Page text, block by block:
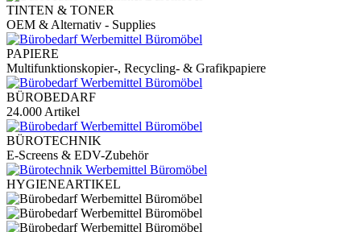
TINTEN & TONER
OEM & Alternativ - Supplies
PAPIERE
Multifunktionskopier-, Recycling- & Grafikpapiere
BÜROBEDARF
24.000 Artikel
BÜROTECHNIK
E-Screens & EDV-Zubehör
HYGIENEARTIKEL